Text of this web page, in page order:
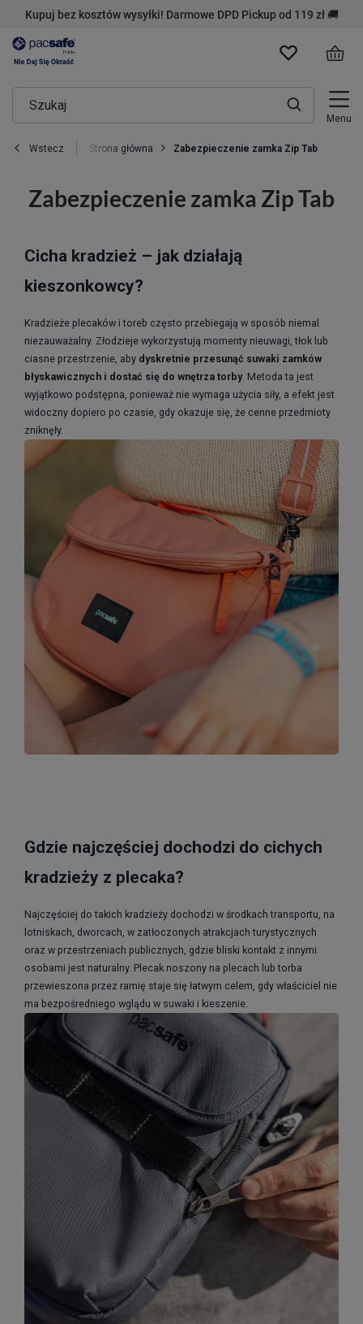
Kupuj bez kosztów wysyłki! Darmowe DPD Pickup od 119 zł 🚚
Menu
Wstecz Strona główna Zabezpieczenie zamka Zip Tab
Zabezpieczenie zamka Zip Tab
Cicha kradzież – jak działają
kieszonkowcy?
Kradzieże plecaków i toreb często przebiegają w sposób niemal
niezauważalny. Złodzieje wykorzystują momenty nieuwagi, tłok lub
ciasne przestrzenie, aby dyskretnie przesunąć suwaki zamków
błyskawicznych i dostać się do wnętrza torby. Metoda ta jest
wyjątkowo podstępna, ponieważ nie wymaga użycia siły, a efekt jest
widoczny dopiero po czasie, gdy okazuje się, że cenne przedmioty
zniknęły.
Gdzie najczęściej dochodzi do cichych
kradzieży z plecaka?
Najczęściej do takich kradzieży dochodzi w środkach transportu, na
lotniskach, dworcach, w zatłoczonych atrakcjach turystycznych
oraz w przestrzeniach publicznych, gdzie bliski kontakt z innymi
osobami jest naturalny. Plecak noszony na plecach lub torba
przewieszona przez ramię staje się łatwym celem, gdy właściciel nie
ma bezpośredniego wglądu w suwaki i kieszenie.